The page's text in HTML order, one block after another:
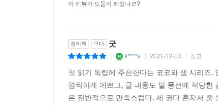
이 리뷰가 도움이 되었나요?
종이책 구매 굿
k****a 2021-12-13 신고
첫 읽기 독립에 추천한다는 코코와 샘 시리즈
깜찍하게 예쁘고, 글 내용도 말 풍선에 적당
은 전반적으로 만족스럽다. 세 권다 혼자서